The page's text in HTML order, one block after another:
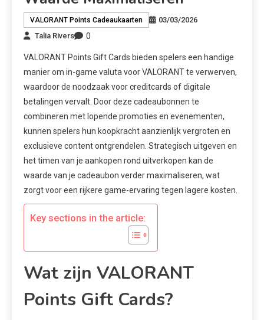
VALORANT Points Cadeaukaarten
03/03/2026
Talia Rivers
0
VALORANT Points Gift Cards bieden spelers een handige
manier om in-game valuta voor VALORANT te verwerven,
waardoor de noodzaak voor creditcards of digitale
betalingen vervalt. Door deze cadeaubonnen te
combineren met lopende promoties en evenementen,
kunnen spelers hun koopkracht aanzienlijk vergroten en
exclusieve content ontgrendelen. Strategisch uitgeven en
het timen van je aankopen rond uitverkopen kan de
waarde van je cadeaubon verder maximaliseren, wat
zorgt voor een rijkere game-ervaring tegen lagere kosten.
Key sections in the article:
Wat zijn VALORANT
Points Gift Cards?